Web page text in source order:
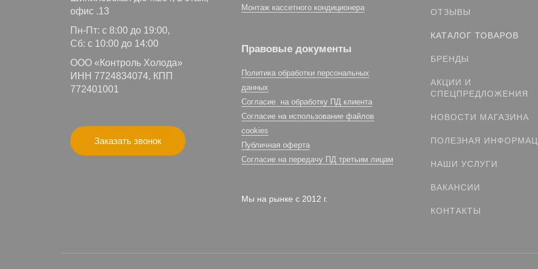
офис .13
Пн-Пт: с 8:00 до 19:00,
Сб: с 10:00 до 14:00
ООО «Контроль Холода»
ИНН 7724834074, КПП
772401001
Заказать звонок
Монтаж кассетного кондиционера
Правовые документы
Политика обработки персональных
данных
Согласие на обработку ПД клиента
Согласие на использование файлов
cookies
Публичная оферта
Согласие на передачу ПД третьим лицам
Мы на рынке с 2012 г.
ОТЗЫВЫ
КАТАЛОГ ТОВАРОВ
БРЕНДЫ
АКЦИИ И
СПЕЦПРЕДЛОЖЕНИЯ
НОВОСТИ МАГАЗИНА
ПОЛЕЗНАЯ
НАШИ УСЛУГИ
ВАКАНСИИ
КОНТАКТЫ